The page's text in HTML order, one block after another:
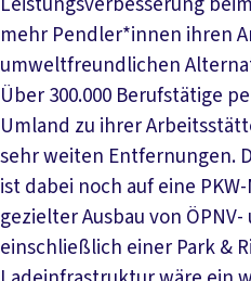
mehr Pendler*innen ihren
umweltfreundlichen
Über 300.000 Berufstätige
Umland zu ihrer
sehr weiten Entfernungen.
ist dabei noch auf eine
gezielter Ausbau von
einschließlich einer Park &